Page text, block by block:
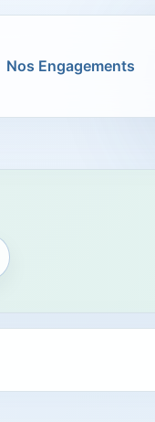
Nos Engagements